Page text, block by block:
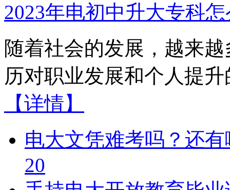
2023年电初中升大专科
随着社会的发展，越来
历对职业发展和个人提
【详情】
电大文凭难考吗？还
20